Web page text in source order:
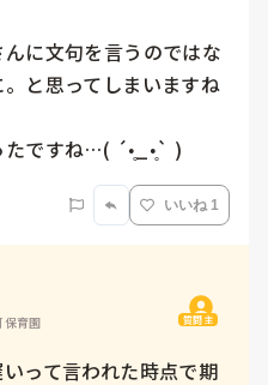
に文句を言うのではな
と思ってしまいますね
たですね…( ´•̥_•̥` )
いいね 1
育園 質問主
って言われた時点で期